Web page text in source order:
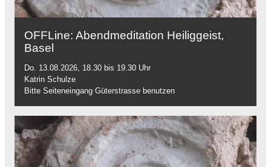
OFFLine: Abendmeditation Heiliggeist,
Basel
Do. 13.08.2026, 18.30 bis 19.30 Uhr
Katrin Schulze
Bitte Seiteneingang Güterstrasse benutzen